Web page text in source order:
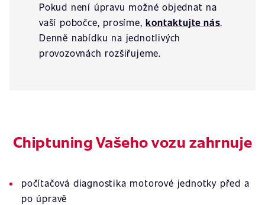
Pokud není úpravu možné objednat na
vaší pobočce, prosíme,kontaktujte nás.
Denně nabídku na jednotlivých
provozovnách rozšiřujeme.
Chiptuning Vašeho vozu zahrnuje
počítačová diagnostika motorové jednotky před a
po úpravě